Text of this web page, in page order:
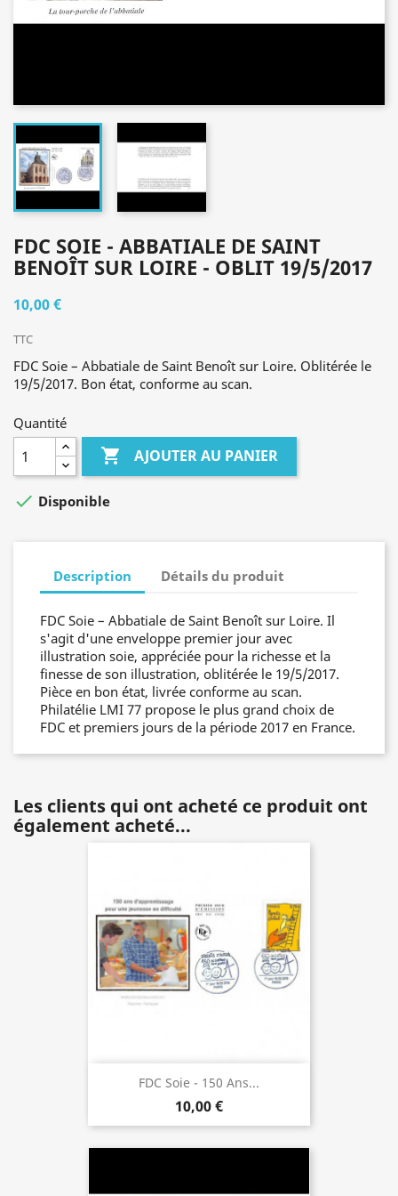
FDC SOIE - ABBATIALE DE SAINT
BENOÎT SUR LOIRE - OBLIT 19/5/2017
10,00 €
TTC
FDC Soie – Abbatiale de Saint Benoît sur Loire. Oblitérée le
19/5/2017. Bon état, conforme au scan.
Quantité
 AJOUTER AU PANIER
 Disponible
Description Détails du produit
FDC Soie – Abbatiale de Saint Benoît sur Loire. Il
s'agit d'une enveloppe premier jour avec
illustration soie, appréciée pour la richesse et la
finesse de son illustration, oblitérée le 19/5/2017.
Pièce en bon état, livrée conforme au scan.
Philatélie LMI 77 propose le plus grand choix de
FDC et premiers jours de la période 2017 en France.
Les clients qui ont acheté ce produit ont
également acheté...
FDC Soie - 150 Ans...
10,00 €